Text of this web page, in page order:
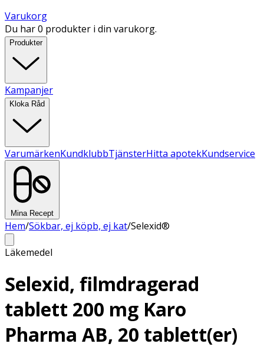
Varukorg
Du har 0 produkter i din varukorg.
Produkter
Kampanjer
Kloka Råd
VarumärkenKundklubbTjänsterHitta apotekKundservice
Mina Recept
Hem/Sökbar, ej köpb, ej kat/Selexid®
Läkemedel
Selexid, filmdragerad
tablett 200 mg Karo
Pharma AB, 20 tablett(er)